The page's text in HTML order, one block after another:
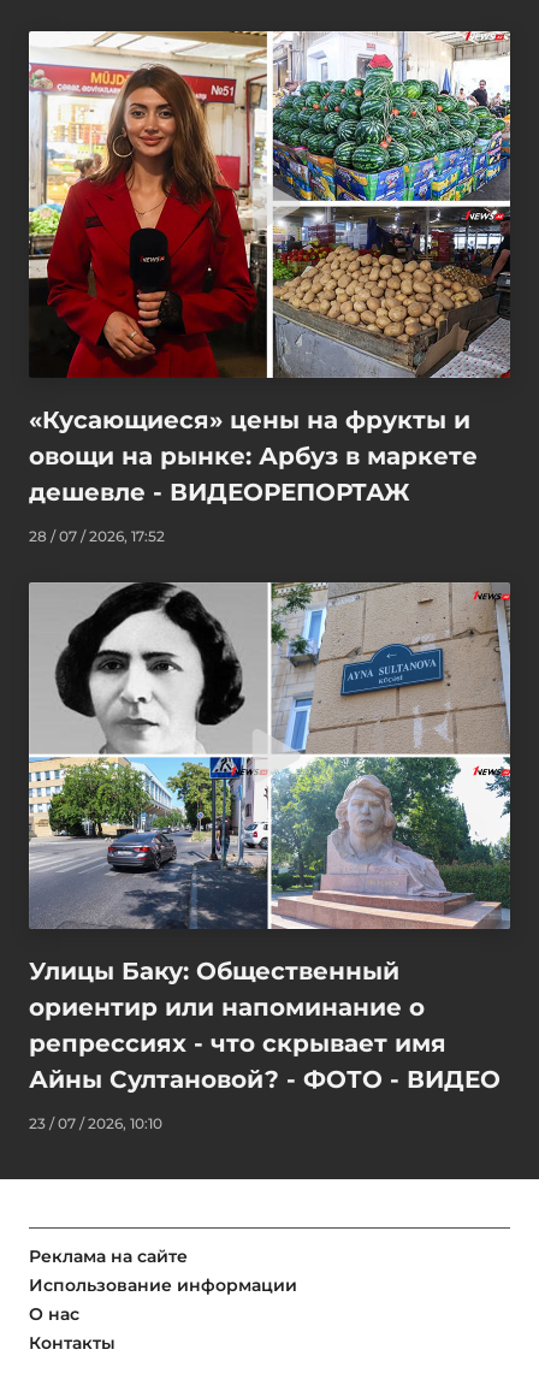
«Кусающиеся» цены на фрукты и
овощи на рынке: Арбуз в маркете
дешевле - ВИДЕОРЕПОРТАЖ
28 / 07 / 2026, 17:52
Улицы Баку: Общественный
ориентир или напоминание о
репрессиях - что скрывает имя
Айны Султановой? - ФОТО - ВИДЕО
23 / 07 / 2026, 10:10
Реклама на сайте
Использование информации
О нас
Контакты